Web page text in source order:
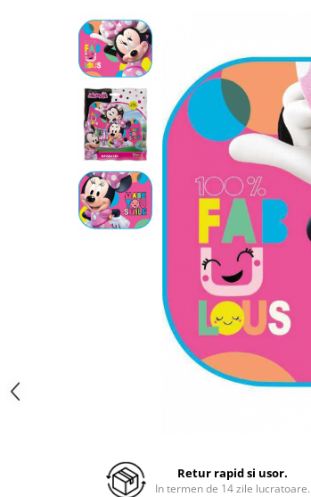
Retur rapid si usor.
In termen de 14 zile lucratoare.